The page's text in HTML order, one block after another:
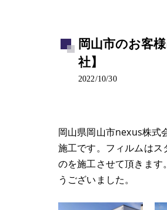
岡山市のお客
社】
2022/10/30
岡山県岡山市nexus株式
施工です。フィルムは
のを施工させて頂きま
うございました。